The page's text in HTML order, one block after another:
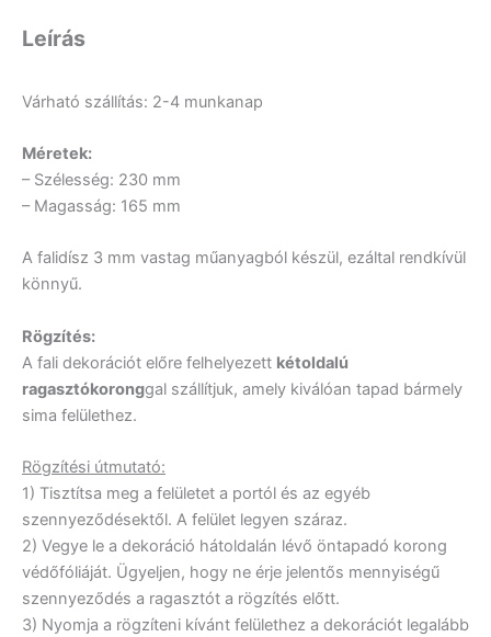
Leírás
Várható szállítás: 2-4 munkanap
Méretek:
– Szélesség: 230 mm
– Magasság: 165 mm
A falidísz 3 mm vastag műanyagból készül, ezáltal rendkívül
könnyű.
Rögzítés:
A fali dekorációt előre felhelyezett kétoldalú
ragasztókoronggal szállítjuk, amely kiválóan tapad bármely
sima felülethez.
Rögzítési útmutató:
1) Tisztítsa meg a felületet a portól és az egyéb
szennyeződésektől. A felület legyen száraz.
2) Vegye le a dekoráció hátoldalán lévő öntapadó korong
védőfóliáját. Ügyeljen, hogy ne érje jelentős mennyiségű
szennyeződés a ragasztót a rögzítés előtt.
3) Nyomja a rögzíteni kívánt felülethez a dekorációt legalább